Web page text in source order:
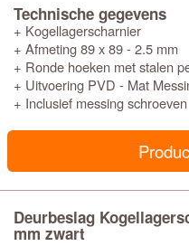
Technische gegevens
+ Kogellagerscharnier
+ Afmeting 89 x 89 - 2.5 mm
+ Ronde hoeken met stalen
+ Uitvoering PVD - Mat
+ Inclusief messing schroeven
Deurbeslag
mm zwart